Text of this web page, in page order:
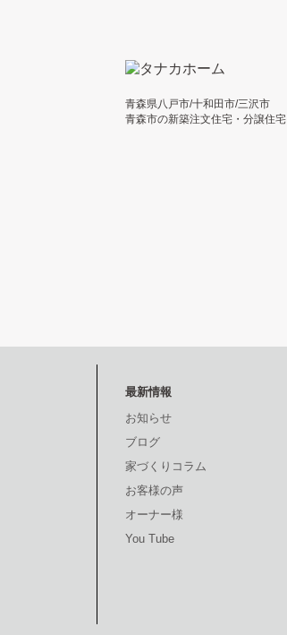
青森県八戸市/十和田市/三沢市
青森市の新築注文住宅・分譲住宅
最新情報
お知らせ
ブログ
家づくりコラム
お客様の声
オーナー様
You Tube